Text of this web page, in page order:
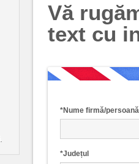
Vă
text cu
*Nume firmă/
*Județul